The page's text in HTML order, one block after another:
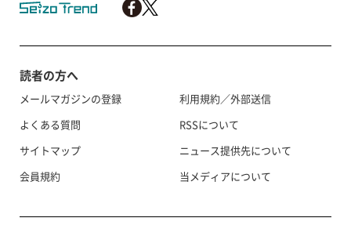
読者の方へ
メールマガジンの登録
よくある質問
サイトマップ
会員規約
利用規約／外部送信
RSSについて
ニュース提供先について
当メディアについて